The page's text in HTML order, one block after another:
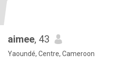
aimee, 43
Yaoundé, Centre, Cameroon